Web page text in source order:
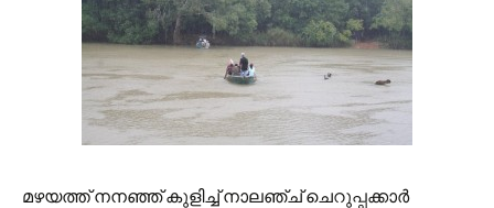
മഴയത്ത് നനഞ്ഞ് കുളിച്ച് നാലഞ്ച് ചെറുപ്പക്കാര്‍